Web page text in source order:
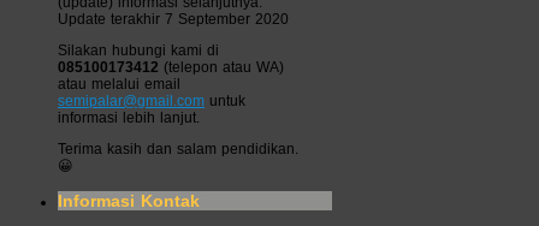
Update terakhir 7 September 2020
Silakan hubungi kami di
085100173412 (telepon atau WA)
atau melalui email
semipalar@gmail.com untuk
informasi lebih lanjut.
Terima kasih dan salam pendidikan.
😀
Informasi Kontak